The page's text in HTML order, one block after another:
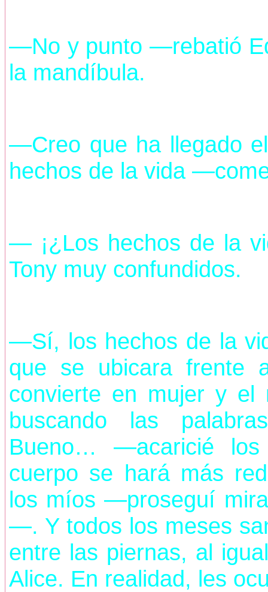
—No y punto —rebatió
la mandíbula.
—Creo que ha llegado
hechos de la vida
— ¡¿Los hechos de la
Tony muy confundidos.
—Sí, los hechos de la
que se ubicara frente
convierte en mujer y
buscando las
Bueno… —acaricié
cuerpo se hará más
los míos —proseguí
—. Y todos los meses
entre las piernas, al
Alice. En realidad, les